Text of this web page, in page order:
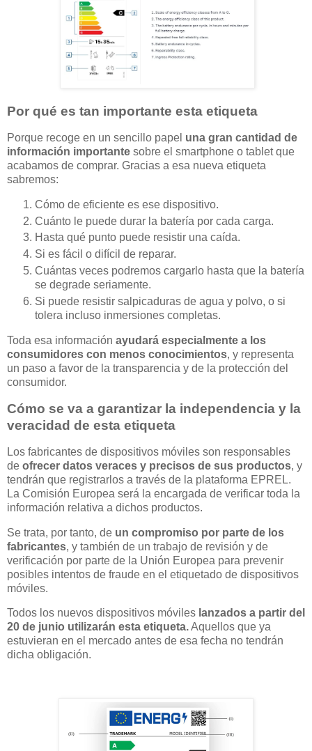
Por qué es tan importante esta etiqueta
Porque recoge en un sencillo papel una gran cantidad de
información importante sobre el smartphone o tablet que
acabamos de comprar. Gracias a esa nueva etiqueta
sabremos:
Cómo de eficiente es ese dispositivo.
Cuánto le puede durar la batería por cada carga.
Hasta qué punto puede resistir una caída.
Si es fácil o difícil de reparar.
Cuántas veces podremos cargarlo hasta que la batería
se degrade seriamente.
Si puede resistir salpicaduras de agua y polvo, o si
tolera incluso inmersiones completas.
Toda esa información ayudará especialmente a los
consumidores con menos conocimientos, y representa
un paso a favor de la transparencia y de la protección del
consumidor.
Cómo se va a garantizar la independencia y la
veracidad de esta etiqueta
Los fabricantes de dispositivos móviles son responsables
de ofrecer datos veraces y precisos de sus productos, y
tendrán que registrarlos a través de la plataforma EPREL.
La Comisión Europea será la encargada de verificar toda la
información relativa a dichos productos.
Se trata, por tanto, de un compromiso por parte de los
fabricantes, y también de un trabajo de revisión y de
verificación por parte de la Unión Europea para prevenir
posibles intentos de fraude en el etiquetado de dispositivos
móviles.
Todos los nuevos dispositivos móviles lanzados a partir del
20 de junio utilizarán esta etiqueta.Aquellos que ya
estuvieran en el mercado antes de esa fecha no tendrán
dicha obligación.